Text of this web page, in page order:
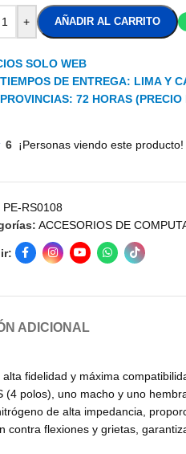
+ AÑADIR AL CARRITO
SOLO WEB
TIEMPOS DE ENTREGA: LIMA Y
PROVINCIAS: 72 HORAS
6 ¡Personas viendo este producto!
PE-RS0108
ACCESORIOS DE
ADICIONAL
fidelidad y máxima
polos), uno macho y uno
de alta impedancia,
flexiones y grietas,